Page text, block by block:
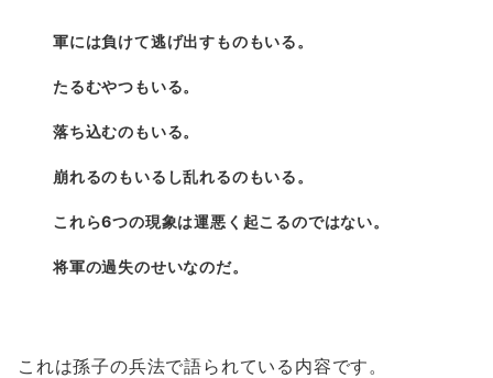
軍には負けて逃げ出すものもいる。
たるむやつもいる。
落ち込むのもいる。
崩れるのもいるし乱れるのもいる。
これら6つの現象は運悪く起こるのではない。
将軍の過失のせいなのだ。
これは孫子の兵法で語られている内容です。